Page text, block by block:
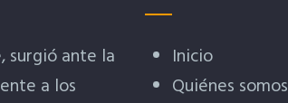
surgió ante la
a los
Inicio
Quiénes somos